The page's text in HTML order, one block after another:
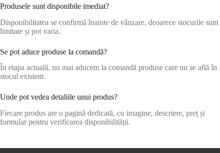
Produsele sunt disponibile imediat?
Disponibilitatea se confirmă înainte de vânzare, deoarece stocurile sunt
limitate și pot varia.
Se pot aduce produse la comandă?
În etapa actuală, nu mai aducem la comandă produse care nu se află în
stocul existent.
Unde pot vedea detaliile unui produs?
Fiecare produs are o pagină dedicată, cu imagine, descriere, preț și
formular pentru verificarea disponibilității.